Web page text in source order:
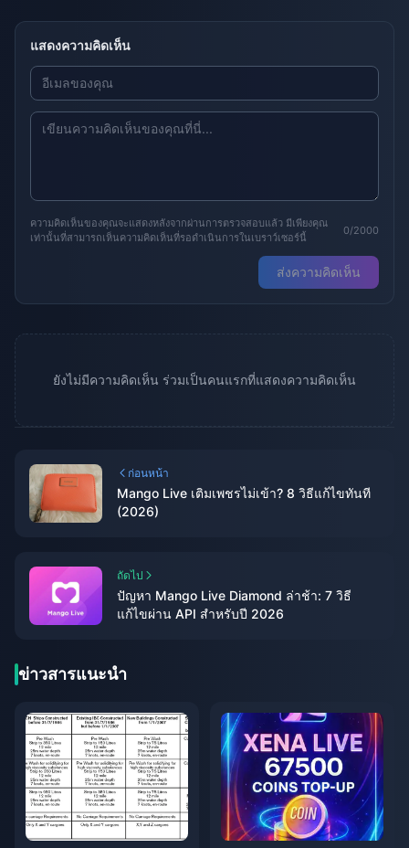
แสดงความคิดเห็น
ความคิดเห็นของคุณจะแสดงหลังจากผ่านการตรวจสอบแล้ว มีเพียงคุณ
เท่านั้นที่สามารถเห็นความคิดเห็นที่รอดำเนินการในเบราว์เซอร์นี้
0/2000
ส่งความคิดเห็น
ยังไม่มีความคิดเห็น ร่วมเป็นคนแรกที่แสดงความคิดเห็น
ก่อนหน้า
Mango Live เติมเพชรไม่เข้า? 8 วิธีแก้ไขทันที
(2026)
ถัดไป
ปัญหา Mango Live Diamond ล่าช้า: 7 วิธี
แก้ไขผ่าน API สำหรับปี 2026
ข่าวสารแนะนำ